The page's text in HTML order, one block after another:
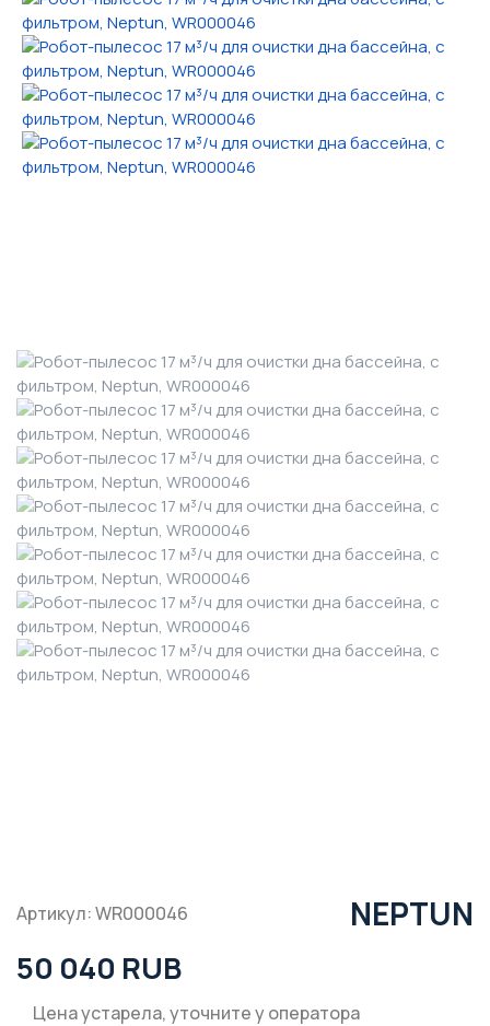
Артикул: WR000046 NEPTUN
50 040 RUB
Цена устарела, уточните у оператора